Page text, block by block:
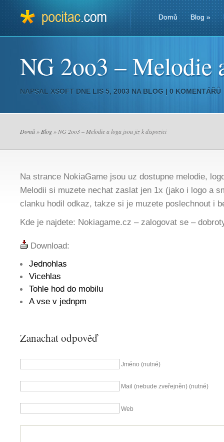
Domů Blog»
NG 2oo3 – Melodie
NAPSAL XSOFT DNE LIS 5, 2003 NA BLOG | 0 KOMENTÁŘŮ
Domů » Blog » NG 2oo3 – Melodie a loga jsou jiz k dispozici
Na strance NokiaGame jsou uz dostupne melodie,
Melodii si muzete nechat zaslat jen 1x (jako i logo a
clanku hodil odkaz, takze si je muzete poslechnout i
Kde je najdete: Nokiagame.cz – zalogovat se –
Download:
Jednohlas
Vicehlas
Tohle hod do mobilu
A vse v jednpm
Zanachat odpověď
Jméno (nutné)
Mail (nebude zveřejněn) (nutné)
Web